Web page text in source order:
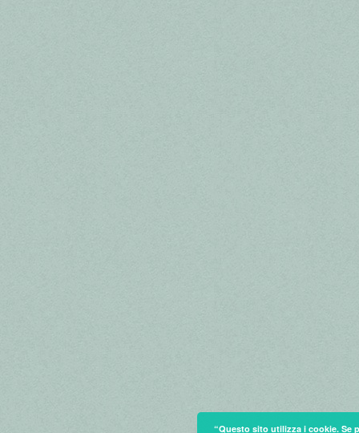
“Questo sito utilizza i cookie. Se